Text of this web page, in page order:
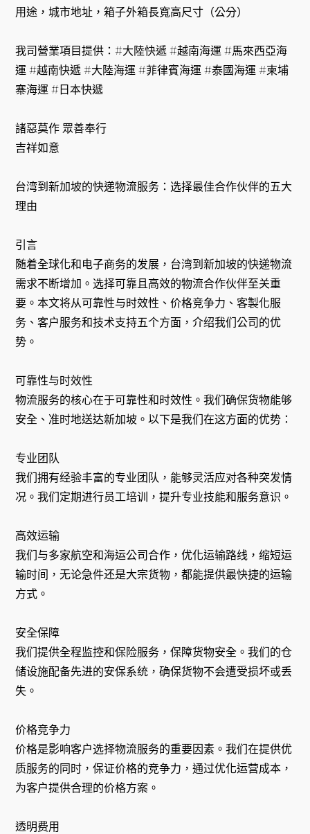
用途，城市地址，箱子外箱長寬高尺寸（公分）
我司營業項目提供：#大陸快遞 #越南海運 #馬來西亞海
運 #越南快遞 #大陸海運 #菲律賓海運 #泰國海運 #柬埔
寨海運 #日本快遞
諸惡莫作 眾善奉行
吉祥如意
台湾到新加坡的快递物流服务：选择最佳合作伙伴的五大
理由
引言
随着全球化和电子商务的发展，台湾到新加坡的快递物流
需求不断增加。选择可靠且高效的物流合作伙伴至关重
要。本文将从可靠性与时效性、价格竞争力、客製化服
务、客户服务和技术支持五个方面，介绍我们公司的优
势。
可靠性与时效性
物流服务的核心在于可靠性和时效性。我们确保货物能够
安全、准时地送达新加坡。以下是我们在这方面的优势：
专业团队
我们拥有经验丰富的专业团队，能够灵活应对各种突发情
况。我们定期进行员工培训，提升专业技能和服务意识。
高效运输
我们与多家航空和海运公司合作，优化运输路线，缩短运
输时间，无论急件还是大宗货物，都能提供最快捷的运输
方式。
安全保障
我们提供全程监控和保险服务，保障货物安全。我们的仓
储设施配备先进的安保系统，确保货物不会遭受损坏或丢
失。
价格竞争力
价格是影响客户选择物流服务的重要因素。我们在提供优
质服务的同时，保证价格的竞争力，通过优化运营成本，
为客户提供合理的价格方案。
透明费用